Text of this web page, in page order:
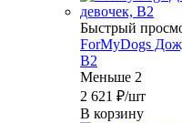
Быстрый
ForMyDogs
B2
Меньше 2
2 621 ₽/шт
В корзину